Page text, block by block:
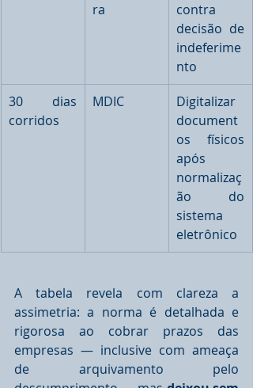
ra
contra
decisão de
indeferime
nto
30 dias
corridos
MDIC
Digitalizar
document
os físicos
após
normalizaç
ão do
sistema
eletrônico
A tabela revela com clareza a
assimetria: a norma é detalhada e
rigorosa ao cobrar prazos das
empresas — inclusive com ameaça
de arquivamento pelo